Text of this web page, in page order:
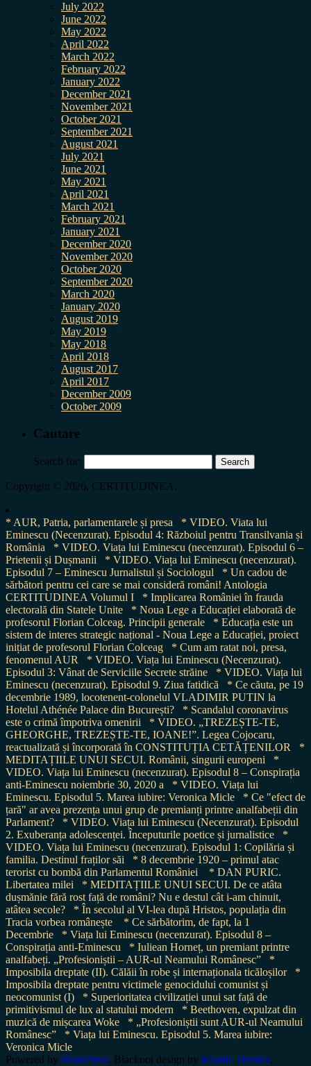
July 2022
June 2022
May 2022
April 2022
March 2022
February 2022
January 2022
December 2021
November 2021
October 2021
September 2021
August 2021
July 2021
June 2021
May 2021
April 2021
March 2021
February 2021
January 2021
December 2020
November 2020
October 2020
September 2020
March 2020
January 2020
August 2019
May 2019
May 2018
April 2018
August 2017
April 2017
December 2009
October 2009
Cautare
Search for:
Copyright © 2026, CERTITUDINEA.
* AUR, Patria, parlamentarele și presa
* VIDEO. Viata lui
Eminescu (Necenzurat). Episodul 4: Războiul pentru Transilvania și
România
* VIDEO. Viața lui Eminescu (necenzurat). Episodul 6 –
Prietenii și Dușmanii
* VIDEO. Viața lui Eminescu (necenzurat).
Episodul 7 – Eminescu Jurnalistul și Sociologul
* Un cadou de
sărbători pentru cei care se mai consideră români! Antologia
CERTITUDINEA Volumul I
* Implicarea României în frauda
electorală din Statele Unite
* Noua Lege a Educației elaborată de
profesorul Florian Colceag. Principii generale
* Educația este un
sistem de interes strategic național - Noua Lege a Educației, proiect
inițiat de profesorul Florian Colceag
* Cum am ratat noi, presa,
fenomenul AUR
* VIDEO. Viața lui Eminescu (Necenzurat).
Episodul 3: Vânat de Serviciile Secrete străine
* VIDEO. Viața lui
Eminescu (necenzurat). Episodul 9. Ziua fatidică
* Ce căuta, pe 19
decembrie 1989, locotenent-colonelul VLADIMIR PUTIN la
Hotelul Athénée Palace din București?
* Scandalul coronavirus
este o crimă împotriva omenirii
* VIDEO. „TREZEȘTE-TE,
GHEORGHE, TREZEȘTE-TE, IOANE!”. Legea Cojocaru,
reactualizată și încorporată în CONSTITUȚIA CETĂȚENILOR
*
MEDITAȚIILE UNUI SECUI. Românii, singurii europeni
*
VIDEO. Viața lui Eminescu (necenzurat). Episodul 8 – Conspirația
anti-Eminescu noiembrie 30, 2020 a
* VIDEO. Viața lui
Eminescu. Episodul 5. Marea iubire: Veronica Micle
* Ce "efect de
țară" ar avea prezența unui grup de premianți printre analfabeții din
Parlament?
* VIDEO. Viața lui Eminescu (Necenzurat). Episodul
2. Exuberanța adolescenței. Începuturile poetice și jurnalistice
*
VIDEO. Viața lui Eminescu (necenzurat). Episodul 1: Copilăria și
familia. Destinul fraților săi
* 8 decembrie 1920 – primul atac
terorist cu bombă din Parlamentul României
* DAN PURIC.
Libertatea milei
* MEDITAȚIILE UNUI SECUI. De ce atâta
dușmănie fără rost față de români? Nu e destul cât i-am chinuit,
atâtea secole?
* În secolul al VI-lea după Hristos, populația din
Tracia vorbea românește
* Ce sărbătorim, de fapt, la 1
Decembrie
* Viața lui Eminescu (necenzurat). Episodul 8 –
Conspirația anti-Eminescu
* Iuliean Horneț, un premiant printre
analfabeți. „Profesioniștii – AUR-ul Neamului Românesc”
*
Imposibila dreptate (II). Călăii în robe și internaționala ticăloșilor
*
Imposibila dreptate pentru victimele genocidului comunist și
neocomunist (I)
* Superioritatea civilizației unui sat față de
primitivismul de lux al statului modern
* Beethoven, expulzat din
muzică de mișcarea Woke
* „Profesioniștii sunt AUR-ul Neamului
Românesc”
* Viața lui Eminescu. Episodul 5. Marea iubire:
Veronica Micle
Powered by WordPress. Blackoot design by Iceable Themes.